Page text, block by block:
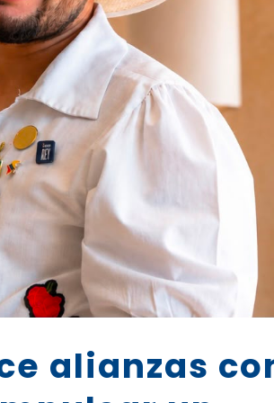
alianzas